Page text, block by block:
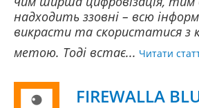
надходить ззовні – всю
викрасти та скористатися з
метою. Тоді встає... Читати
FIREWALLA